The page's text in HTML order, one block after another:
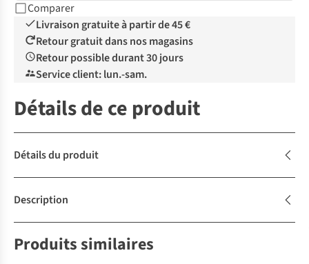
Comparer
Livraison gratuite à partir de 45 €
Retour gratuit dans nos magasins
Retour possible durant 30 jours
Service client: lun.-sam.
Détails de ce produit
Détails du produit
Description
Produits similaires